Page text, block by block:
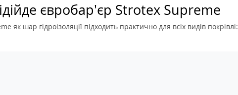
євробар'єр Strotex Supreme
як шар гідроізоляції підходить практично для всіх видів покрівлі: